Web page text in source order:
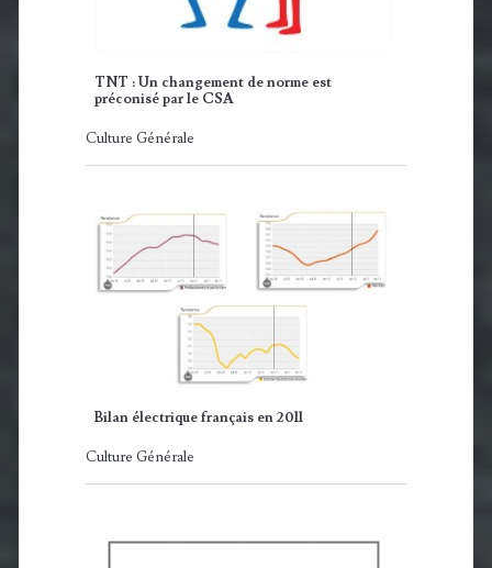
TNT : Un changement de norme est
préconisé par le CSA
Culture Générale
Bilan électrique français en 2011
Culture Générale